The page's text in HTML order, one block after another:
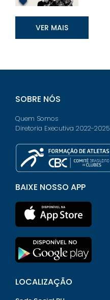
VER MAIS
SOBRE NÓS
Quem Somos
Diretoria Executiva 2022-2025
BAIXE NOSSO APP
LOCALIZAÇÃO